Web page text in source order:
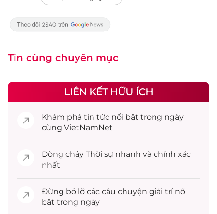
Tin cùng chuyên mục
LIÊN KẾT HỮU ÍCH
Khám phá tin tức nổi bật trong ngày
cùng VietNamNet
Dòng chảy Thời sự nhanh và chính xác
nhất
Đừng bỏ lỡ các câu chuyện giải trínổi
bật trong ngày